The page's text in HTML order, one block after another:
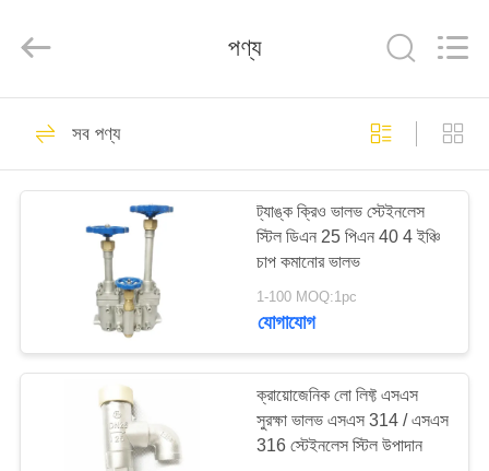
পণ্য
সম্পর্কে
Equipment
Co.,Ltd.
Reserved.
ক্রায়োজেনিক গ্লোব ভালভ
243
ক্রায়োজেনিক বল ভালভ
59
পণ্য
সব পণ্য
ট্যাঙ্ক ক্রিও ভালভ স্টেইনলেস
স্টিল ডিএন 25 পিএন 40 4 ইঞ্চি
চাপ কমানোর ভালভ
1-100 MOQ:1pc
যোগাযোগ
ক্রায়োজেনিক লো লিফ্ট এসএস
সুরক্ষা ভালভ এসএস 314 / এসএস
316 স্টেইনলেস স্টিল উপাদান